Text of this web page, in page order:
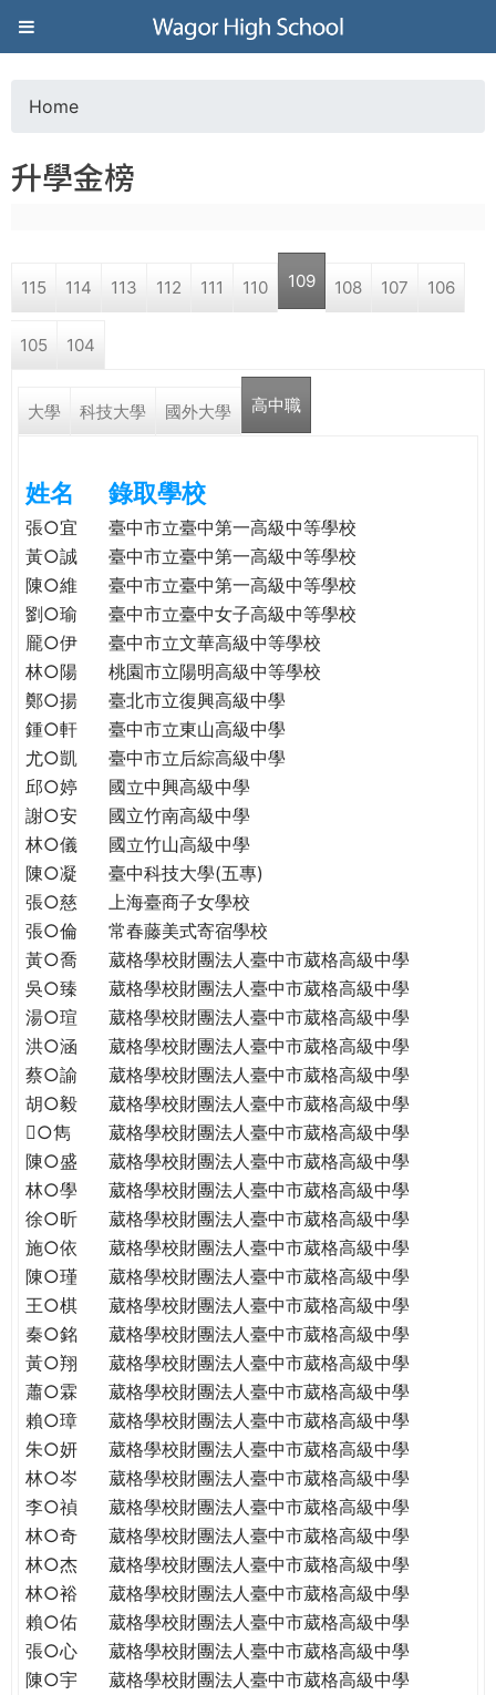
Jump to navigation
葳
格
高
學
格。
民。
WAGOR
TODAY
THE
WORLD
TOMORROW
PUTTING
YOU
THE
PATH
GLOBAL
CITIZENSHIP
o
a
r
e
e
r
e
Home
升學金榜
115 114 113 112 111 110 109 108 107 106
105 104
大學 科技大學 國外大學 高中職
姓名 錄取學校
張○宜
臺中市立臺中第一高級中等學校
黃○誠
臺中市立臺中第一高級中等學校
陳○維
臺中市立臺中第一高級中等學校
劉○瑜
臺中市立臺中女子高級中等學校
龎○伊
臺中市立文華高級中等學校
林○陽
桃園市立陽明高級中等學校
鄭○揚
臺北市立復興高級中學
鍾○軒
臺中市立東山高級中學
尤○凱
臺中市立后綜高級中學
邱○婷
國立中興高級中學
謝○安
國立竹南高級中學
林○儀
國立竹山高級中學
陳○凝
臺中科技大學(五專)
張○慈
上海臺商子女學校
張○倫
常春藤美式寄宿學校
黃○喬
葳格學校財團法人臺中市葳格高級中學
吳○臻
葳格學校財團法人臺中市葳格高級中學
湯○瑄
葳格學校財團法人臺中市葳格高級中學
洪○涵
葳格學校財團法人臺中市葳格高級中學
蔡○諭
葳格學校財團法人臺中市葳格高級中學
胡○毅
葳格學校財團法人臺中市葳格高級中學
○雋
葳格學校財團法人臺中市葳格高級中學
陳○盛
葳格學校財團法人臺中市葳格高級中學
林○學
葳格學校財團法人臺中市葳格高級中學
徐○昕
葳格學校財團法人臺中市葳格高級中學
施○依
葳格學校財團法人臺中市葳格高級中學
陳○瑾
葳格學校財團法人臺中市葳格高級中學
王○棋
葳格學校財團法人臺中市葳格高級中學
秦○銘
葳格學校財團法人臺中市葳格高級中學
黃○翔
葳格學校財團法人臺中市葳格高級中學
蕭○霖
葳格學校財團法人臺中市葳格高級中學
賴○璋
葳格學校財團法人臺中市葳格高級中學
朱○妍
葳格學校財團法人臺中市葳格高級中學
林○岑
葳格學校財團法人臺中市葳格高級中學
李○禎
葳格學校財團法人臺中市葳格高級中學
林○奇
葳格學校財團法人臺中市葳格高級中學
林○杰
葳格學校財團法人臺中市葳格高級中學
林○裕
葳格學校財團法人臺中市葳格高級中學
賴○佑
葳格學校財團法人臺中市葳格高級中學
張○心
葳格學校財團法人臺中市葳格高級中學
陳○宇
葳格學校財團法人臺中市葳格高級中學